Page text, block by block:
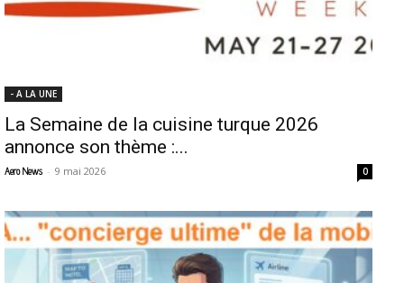
- A LA UNE
La Semaine de la cuisine turque 2026
annonce son thème :...
Aero News - 9 mai 2026 0